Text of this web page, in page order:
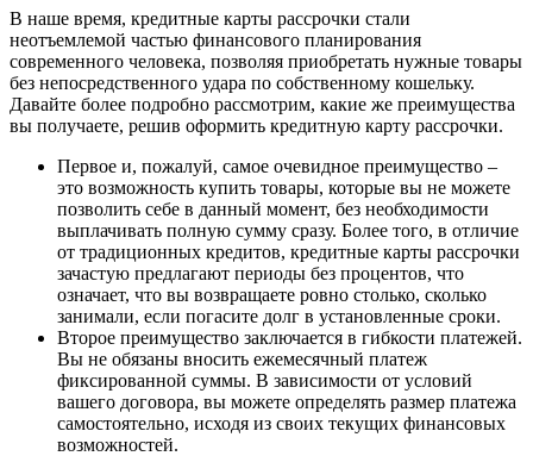
В наше время, кредитные карты рассрочки стали
неотъемлемой частью финансового планирования
современного человека, позволяя приобретать нужные товары
без непосредственного удара по собственному кошельку.
Давайте более подробно рассмотрим, какие же преимущества
вы получаете, решив оформить кредитную карту рассрочки.
Первое и, пожалуй, самое очевидное преимущество –
это возможность купить товары, которые вы не можете
позволить себе в данный момент, без необходимости
выплачивать полную сумму сразу. Более того, в отличие
от традиционных кредитов, кредитные карты рассрочки
зачастую предлагают периоды без процентов, что
означает, что вы возвращаете ровно столько, сколько
занимали, если погасите долг в установленные сроки.
Второе преимущество заключается в гибкости платежей.
Вы не обязаны вносить ежемесячный платеж
фиксированной суммы. В зависимости от условий
вашего договора, вы можете определять размер платежа
самостоятельно, исходя из своих текущих финансовых
возможностей.